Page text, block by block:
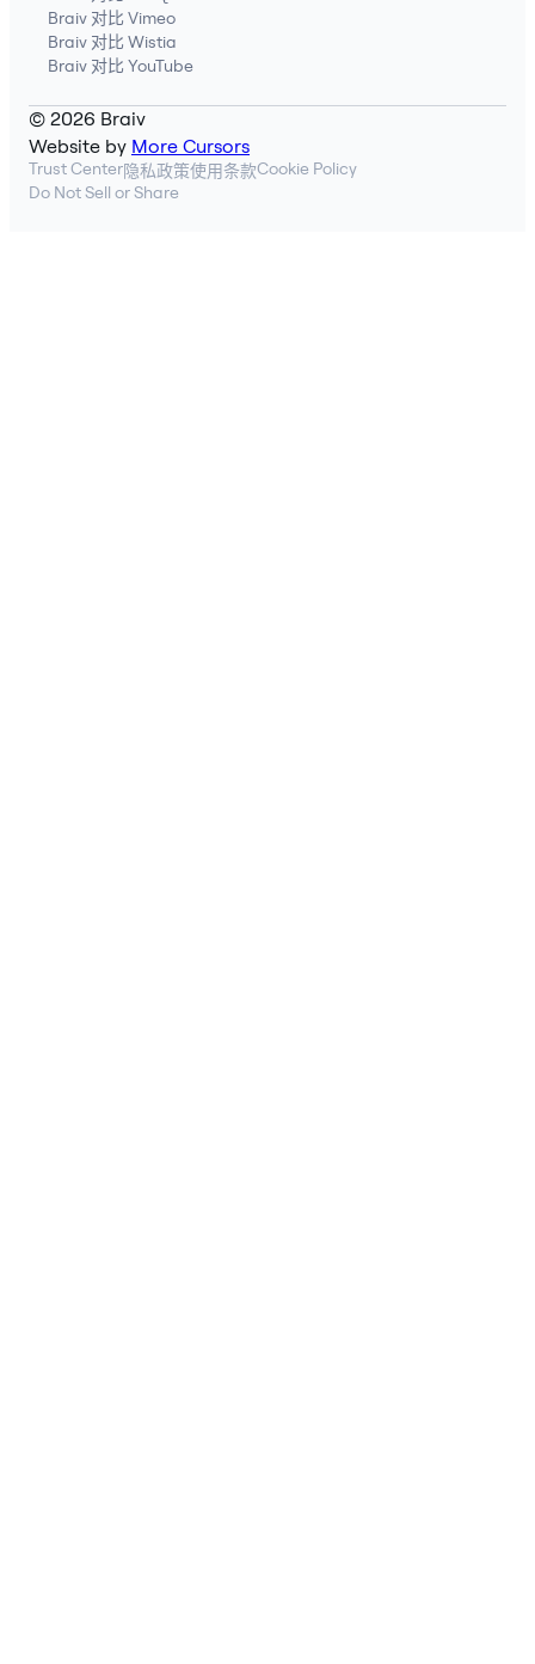
Braiv 对比 Vimeo
Braiv 对比 Wistia
Braiv 对比 YouTube
© 2026 Braiv
Website by More Cursors
Trust Center隐私政策使用条款Cookie Policy
Do Not Sell or Share